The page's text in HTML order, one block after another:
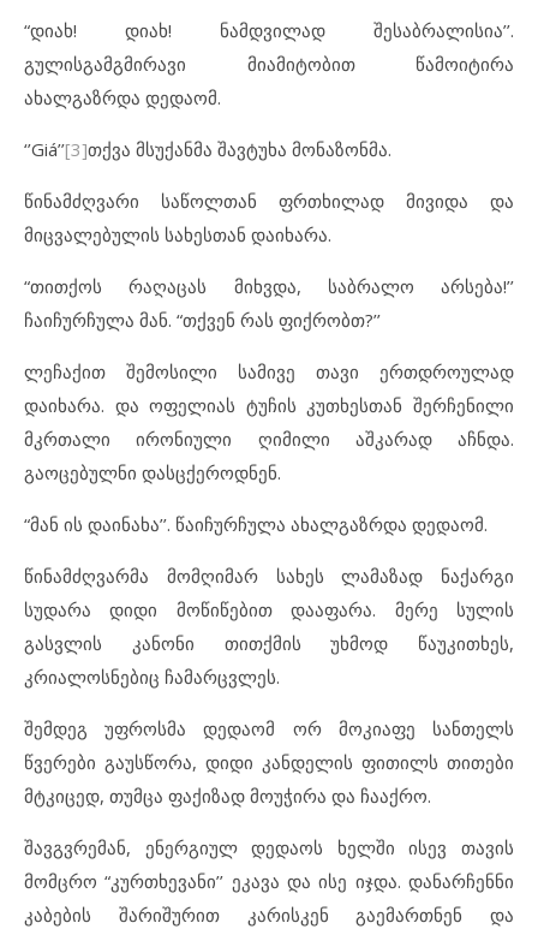
“დიახ! დიახ! ნამდვილად შესაბრალისია’’.
გულისგამგმირავი მიამიტობით წამოიტირა
ახალგაზრდა დედაომ.
‘’Giá’’[3]თქვა მსუქანმა შავტუხა მონაზონმა.
წინამძღვარი საწოლთან ფრთხილად მივიდა და
მიცვალებულის სახესთან დაიხარა.
“თითქოს რაღაცას მიხვდა, საბრალო არსება!’’
ჩაიჩურჩულა მან. “თქვენ რას ფიქრობთ?’’
ლეჩაქით შემოსილი სამივე თავი ერთდროულად
დაიხარა. და ოფელიას ტუჩის კუთხესთან შერჩენილი
მკრთალი ირონიული ღიმილი აშკარად აჩნდა.
გაოცებულნი დასცქეროდნენ.
“მან ის დაინახა’’. წაიჩურჩულა ახალგაზრდა დედაომ.
წინამძღვარმა მომღიმარ სახეს ლამაზად ნაქარგი
სუდარა დიდი მოწიწებით დააფარა. მერე სულის
გასვლის კანონი თითქმის უხმოდ წაუკითხეს,
კრიალოსნებიც ჩამარცვლეს.
შემდეგ უფროსმა დედაომ ორ მოკიაფე სანთელს
წვერები გაუსწორა, დიდი კანდელის ფითილს თითები
მტკიცედ, თუმცა ფაქიზად მოუჭირა და ჩააქრო.
შავგვრემან, ენერგიულ დედაოს ხელში ისევ თავის
მომცრო “კურთხევანი’’ ეკავა და ისე იჯდა. დანარჩენნი
კაბების შარიშურით კარისკენ გაემართნენ და